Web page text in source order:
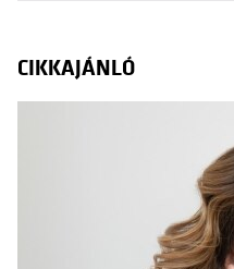
CIKKAJÁNLÓ